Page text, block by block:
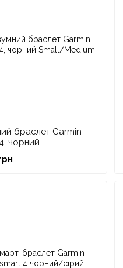
браслет Garmin
чорний